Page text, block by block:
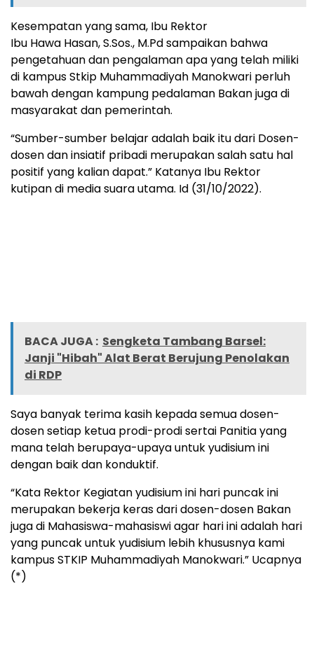
Kesempatan yang sama, Ibu Rektor
Ibu Hawa Hasan, S.Sos., M.Pd sampaikan bahwa
pengetahuan dan pengalaman apa yang telah miliki
di kampus Stkip Muhammadiyah Manokwari perluh
bawah dengan kampung pedalaman Bakan juga di
masyarakat dan pemerintah.
“Sumber-sumber belajar adalah baik itu dari Dosen-
dosen dan insiatif pribadi merupakan salah satu hal
positif yang kalian dapat.” Katanya Ibu Rektor
kutipan di media suara utama. Id (31/10/2022).
BACA JUGA : Sengketa Tambang Barsel:
Janji "Hibah" Alat Berat Berujung Penolakan
di RDP
Saya banyak terima kasih kepada semua dosen-
dosen setiap ketua prodi-prodi sertai Panitia yang
mana telah berupaya-upaya untuk yudisium ini
dengan baik dan konduktif.
“Kata Rektor Kegiatan yudisium ini hari puncak ini
merupakan bekerja keras dari dosen-dosen Bakan
juga di Mahasiswa-mahasiswi agar hari ini adalah hari
yang puncak untuk yudisium lebih khususnya kami
kampus STKIP Muhammadiyah Manokwari.” Ucapnya
(*)